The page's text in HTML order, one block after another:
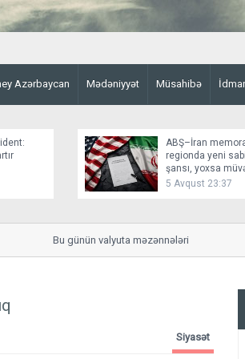
Azərbaycan Mədəniyyət Müsahibə
ABŞ–İran
regionda yeni
şansı, yoxsa
fasilə?
5 Avqust 23:37
Bu günün valyuta məzənnələri
Siyasət